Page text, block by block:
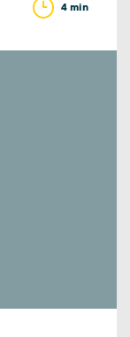
4 min